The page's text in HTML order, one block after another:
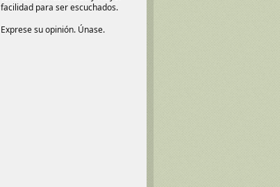
facilidad para ser escuchados.
Exprese su opinión. Únase.